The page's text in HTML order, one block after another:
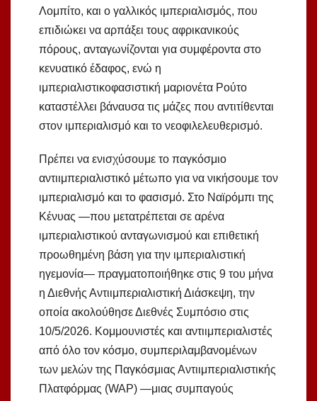
Λομπίτο, και ο γαλλικός ιμπεριαλισμός, που
επιδιώκει να αρπάξει τους αφρικανικούς
πόρους, ανταγωνίζονται για συμφέροντα στο
κενυατικό έδαφος, ενώ η
ιμπεριαλιστικοφασιστική μαριονέτα Ρούτο
καταστέλλει βάναυσα τις μάζες που αντιτίθενται
στον ιμπεριαλισμό και το νεοφιλελευθερισμό.
Πρέπει να ενισχύσουμε το παγκόσμιο
αντιιμπεριαλιστικό μέτωπο για να νικήσουμε τον
ιμπεριαλισμό και το φασισμό. Στο Ναϊρόμπι της
Κένυας —που μετατρέπεται σε αρένα
ιμπεριαλιστικού ανταγωνισμού και επιθετική
προωθημένη βάση για την ιμπεριαλιστική
ηγεμονία— πραγματοποιήθηκε στις 9 του μήνα
η Διεθνής Αντιιμπεριαλιστική Διάσκεψη, την
οποία ακολούθησε Διεθνές Συμπόσιο στις
10/5/2026. Κομμουνιστές και αντιιμπεριαλιστές
από όλο τον κόσμο, συμπεριλαμβανομένων
των μελών της Παγκόσμιας Αντιιμπεριαλιστικής
Πλατφόρμας (WAP) —μιας συμπαγούς